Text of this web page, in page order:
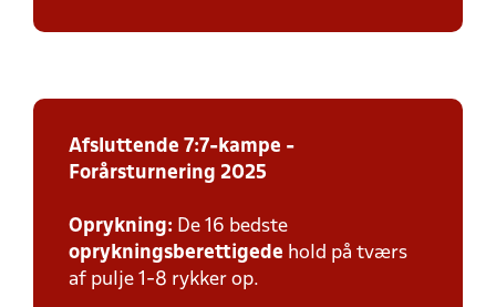
Afsluttende 7:7-kampe -
Forårsturnering 2025
Oprykning: De 16 bedste
oprykningsberettigede hold på tværs
af pulje 1-8 rykker op.